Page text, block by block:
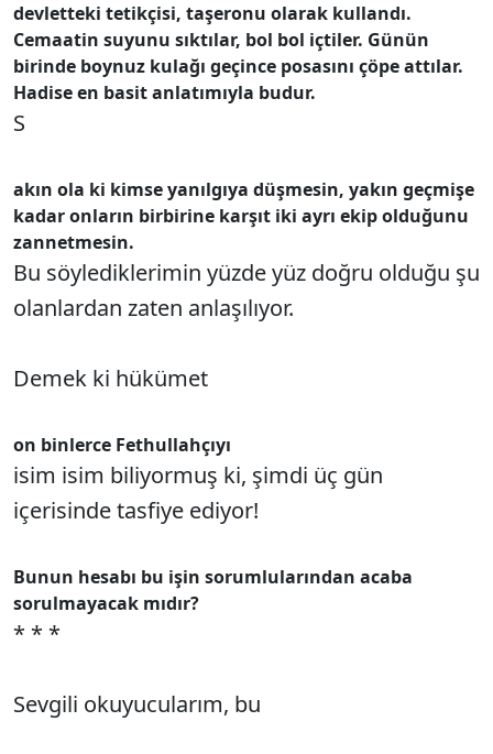
devletteki tetikçisi, taşeronu olarak kullandı.
Cemaatin suyunu sıktılar, bol bol içtiler. Günün
birinde boynuz kulağı geçince posasını çöpe attılar.
Hadise en basit anlatımıyla budur.
S
akın ola ki kimse yanılgıya düşmesin, yakın geçmişe
kadar onların birbirine karşıt iki ayrı ekip olduğunu
zannetmesin.
Bu söylediklerimin yüzde yüz doğru olduğu şu
olanlardan zaten anlaşılıyor.
Demek ki hükümet
on binlerce Fethullahçıyı
isim isim biliyormuş ki, şimdi üç gün
içerisinde tasfiye ediyor!
Bunun hesabı bu işin sorumlularından acaba
sorulmayacak mıdır?
* * *
Sevgili okuyucularım, bu